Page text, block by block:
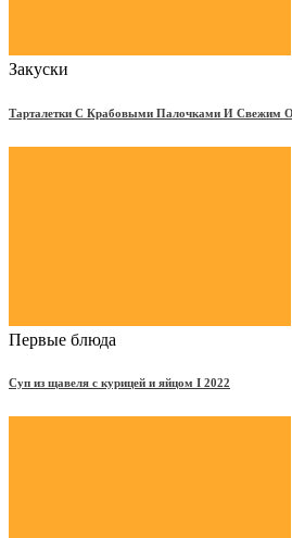
Закуски
Тарталетки С Крабовыми Палочками И Свежим
Первые блюда
Суп из щавеля с курицей и яйцом Ι 2022